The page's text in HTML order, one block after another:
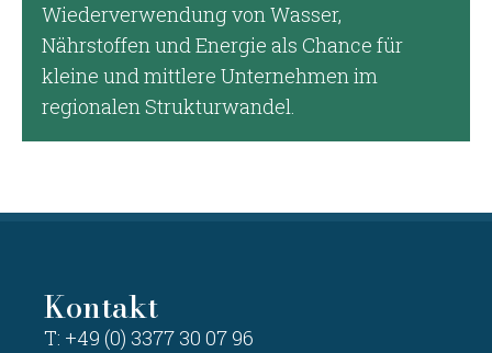
Wiederverwendung von Wasser,
Nährstoffen und Energie als Chance für
kleine und mittlere Unternehmen im
regionalen Strukturwandel.
Kontakt
T: +49 (0) 3377 30 07 96